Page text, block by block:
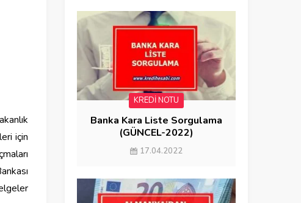
için
KREDİ NOTU
Banka Kara Liste Sorgulama
(GÜNCEL-2022)
17.04.2022